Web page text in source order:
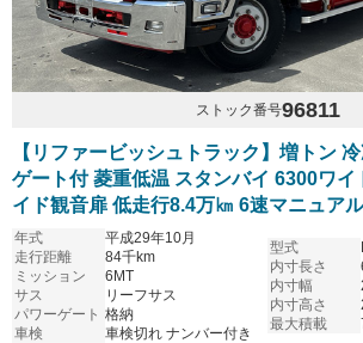
ストック番号96811
【リファービッシュトラック】増トン
ゲート付 菱重低温 スタンバイ 6300ワイ
イド観音扉 低走行8.4万㎞ 6速マニュア
塗装仕上げ済
年式
平成29年10月
走行距離
84千km
ミッション
6MT
サス
リーフサス
パワーゲート 格納
車検
車検切れ ナンバー付き
型式
内寸長さ
内寸幅
内寸高さ
最大積載